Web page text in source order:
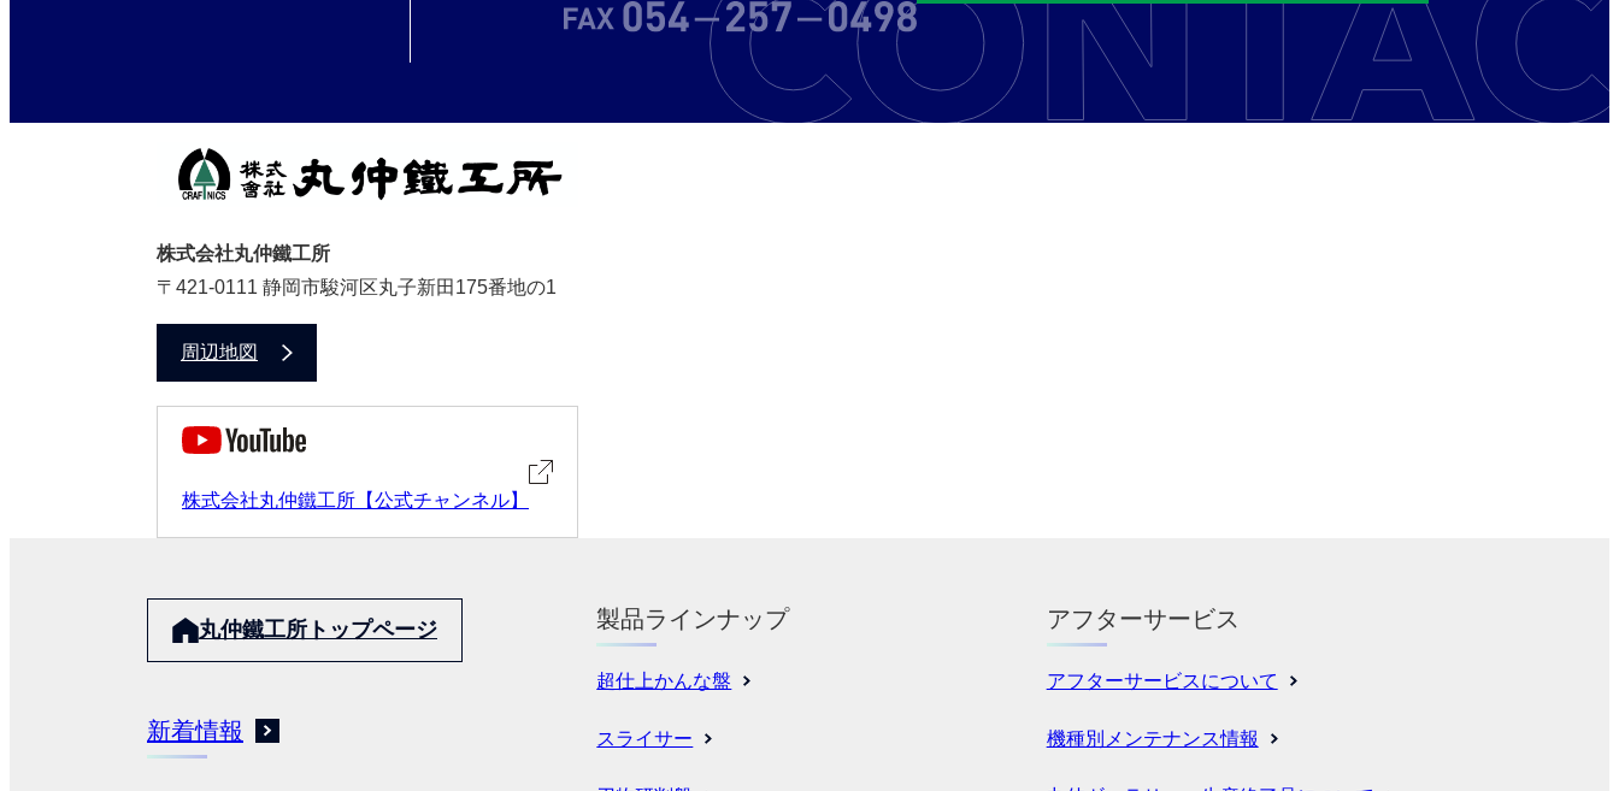
株式会社丸仲鐵工所
〒421-0111 静岡市駿河区丸子新田175番地の1
周辺地図
株式会社丸仲鐵工所【公式チャンネル】
丸仲鐵工所トップページ
新着情報
製品ラインナップ
超仕上かんな盤
スライサー
アフターサービス
アフターサービスについて
機種別メンテナンス情報